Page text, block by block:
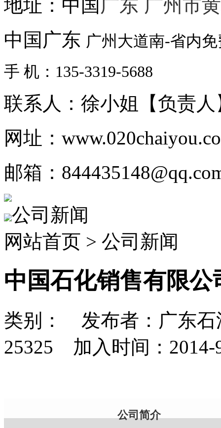
地址：中国 广东 广州市
中国广东 广州大道南-省内
手 机：135-3319-5688
联系人：徐小姐【负责人
网址：
邮箱：
公司新闻
网站首页 > 公司新闻
中国石化销售有限
类别： 发布者：广东
25325 加入时间：2014-
公司简介